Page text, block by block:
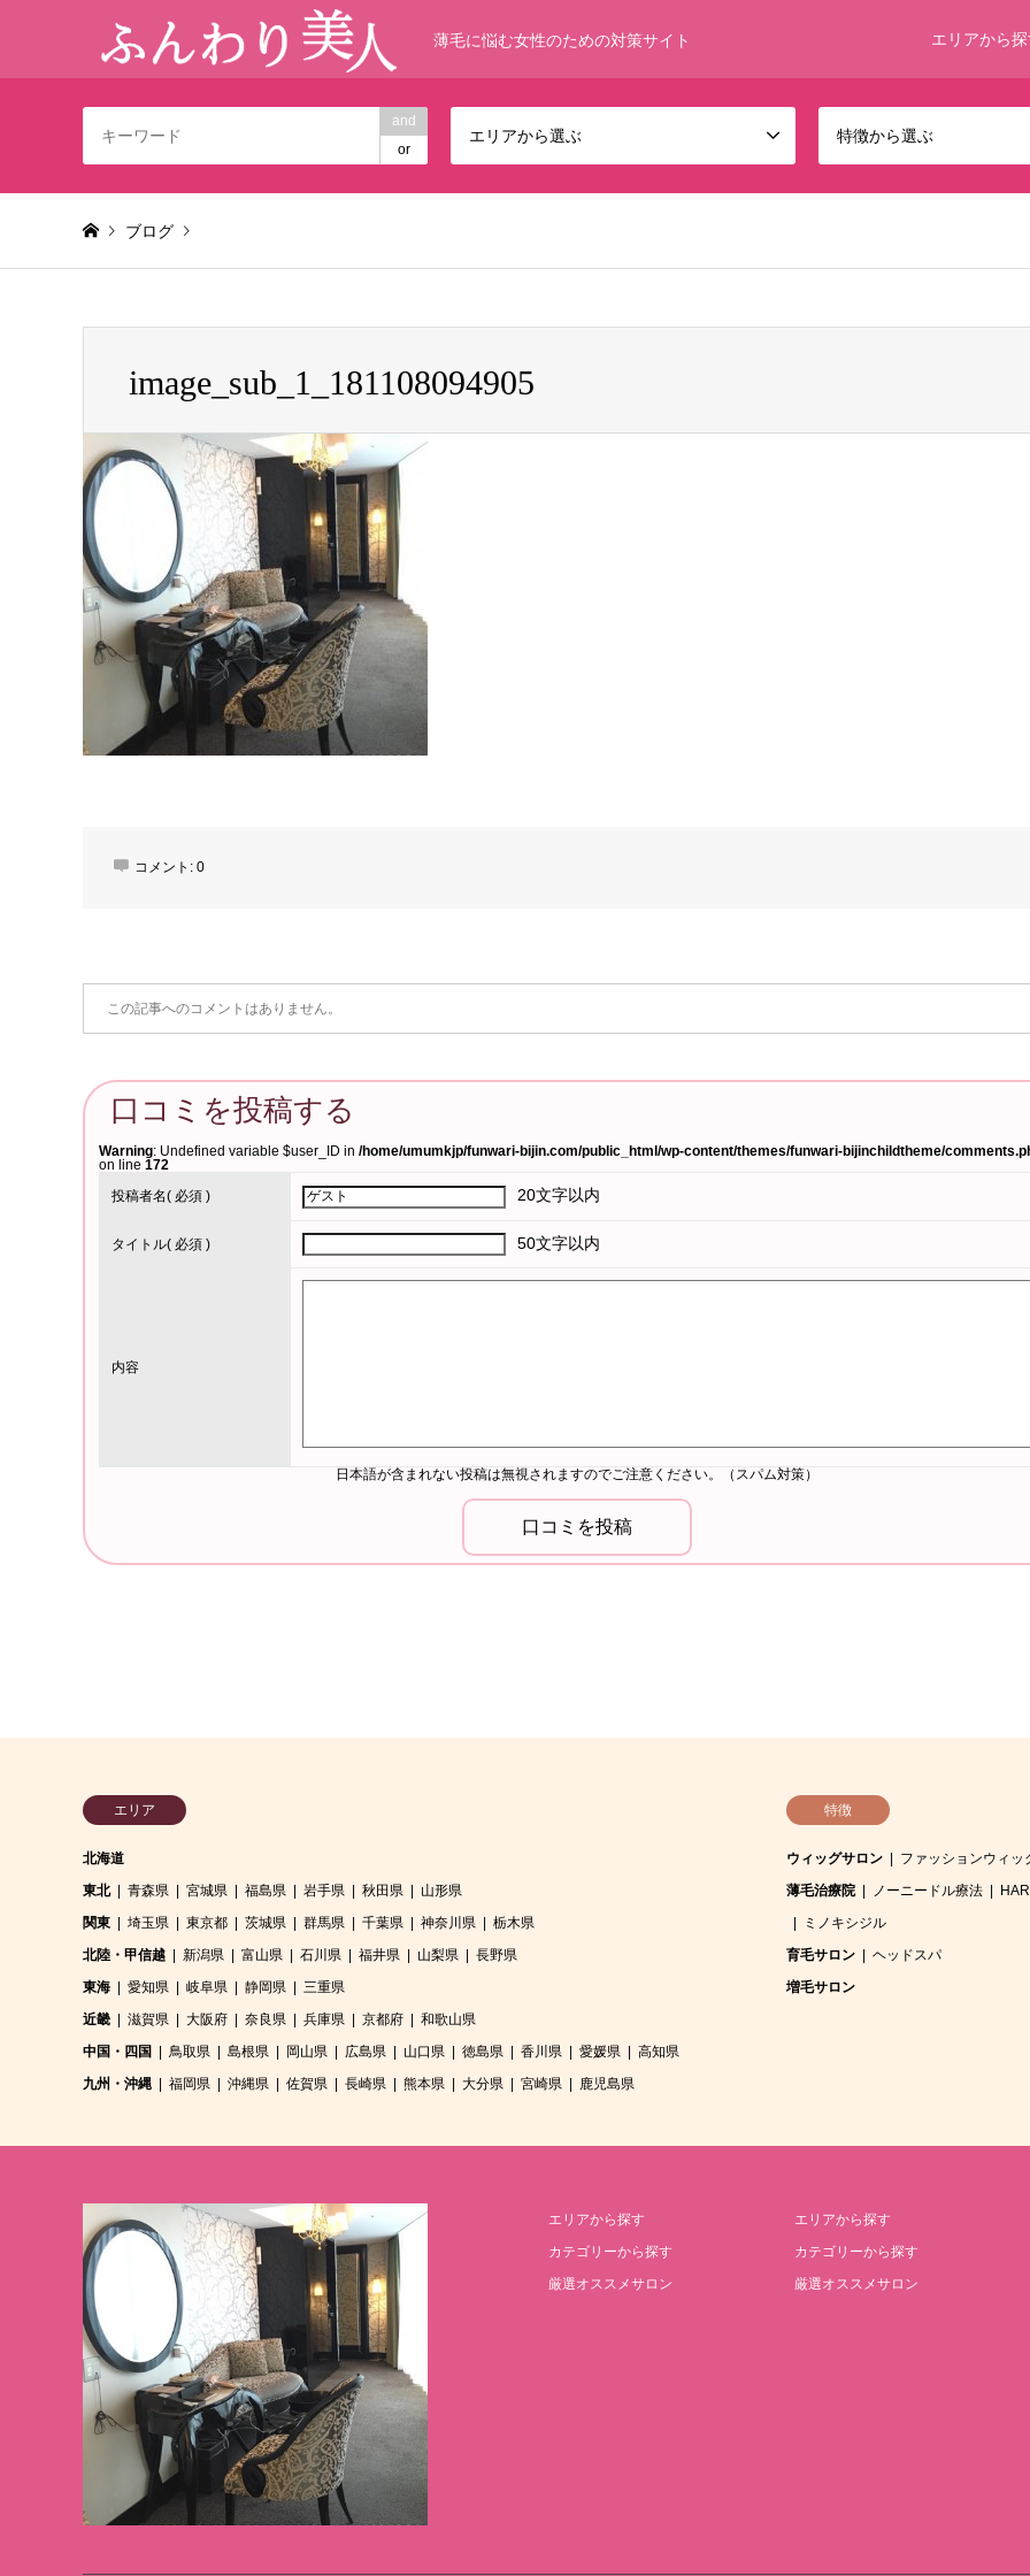
薄毛に悩む女性のための対策サイト エリアから
and
or
エリアから選ぶ 特徴から選ぶ
ブログ
image_sub_1_181108094905
image_sub_1_181108094905
コメント: 0
この記事へのコメントはありません。
口コミを投稿する
Warning : Undefined variable $user_ID in /home/umumkjp/funwari-bijin.com/public_html/wp-content/themes/funwari-bijinchildtheme/
on line 172
投稿者名( 必須 ) 20文字以内
タイトル( 必須 ) 50文字以内
内容
日本語が含まれない投稿は無視されますのでご注意ください。（スパム対策）
エリア
北海道
東北
青森県 宮城県 福島県 岩手県 秋田県
山形県
関東
埼玉県 東京都 茨城県 群馬県 千葉県 神奈川県
栃木県
北陸・甲信越
新潟県 富山県 石川県 福井県 山梨県
長野県
東海
愛知県 岐阜県 静岡県
三重県
近畿
滋賀県 大阪府 奈良県 兵庫県 京都府
和歌山県
中国・四国
鳥取県 島根県 岡山県 広島県 山口県 徳島県 香川県 愛媛県
高知県
九州・沖縄
福岡県 沖縄県 佐賀県 長崎県 熊本県 大分県 宮崎県 鹿児島県
特徴
ウィッグサロン
ファッションウィッ
薄毛治療院
ノーニードル療法
ミノキシジル
育毛サロン
ヘッドスパ
増毛サロン
エリアから探す
カテゴリーから探す
厳選オススメサロン
エリアから探す
カテゴリーから探す
厳選オススメサロン